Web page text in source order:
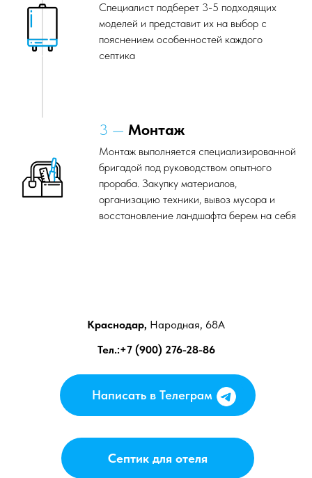
Специалист подберет 3-5 подходящих
моделей и представит их на выбор с
пояснением особенностей каждого
септика
3 — Монтаж
Монтаж выполняется специализированной
бригадой под руководством опытного
прораба. Закупку материалов,
организацию техники, вывоз мусора и
восстановление ландшафта берем на себя
Краснодар, Народная, 68А
Тел.:+7 (900) 276-28-86
Написать в Телеграм
Написать в Телеграм
Септик для отеля